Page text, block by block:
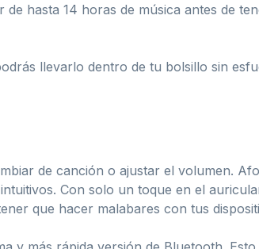
hasta 14 horas de música antes de
llevarlo dentro de tu bolsillo sin
de canción o ajustar el volumen.
Con solo un toque en el
que hacer malabares con tus